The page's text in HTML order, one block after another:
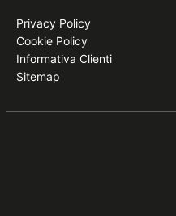
Privacy Policy
Cookie Policy
Informativa Clienti
Sitemap